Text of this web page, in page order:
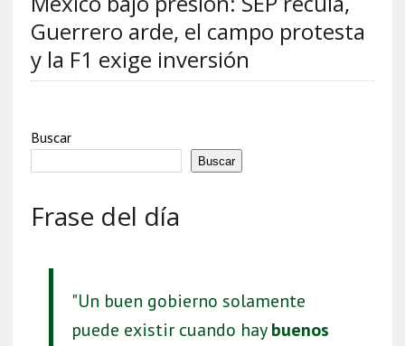
Guerrero arde, el campo protesta
y la F1 exige inversión
Buscar
Buscar
Frase del día
"Un buen gobierno solamente
puede existir cuando haybuenos